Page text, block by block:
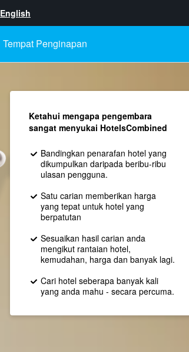
English
Tempat Penginapan
Ketahui mengapa pengembara
sangat menyukai HotelsCombined
Bandingkan penarafan hotel yang
dikumpulkan daripada beribu-ribu
ulasan pengguna.
Satu carian memberikan harga
yang tepat untuk hotel yang
berpatutan
Sesuaikan hasil carian anda
mengikut rantaian hotel,
kemudahan, harga dan banyak lagi.
Cari hotel seberapa banyak kali
yang anda mahu - secara percuma.